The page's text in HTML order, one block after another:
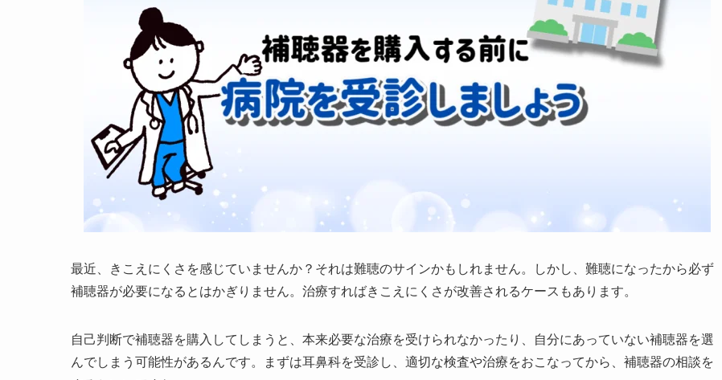
最近、きこえにくさを感じていませんか？それは難聴のサインかもしれません。しかし、難聴になったから必ず
補聴器が必要になるとはかぎりません。治療すればきこえにくさが改善されるケースもあります。
自己判断で補聴器を購入してしまうと、本来必要な治療を受けられなかったり、自分にあっていない補聴器を選
んでしまう可能性があるんです。まずは耳鼻科を受診し、適切な検査や治療をおこなってから、補聴器の相談を